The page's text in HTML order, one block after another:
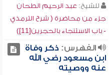
للشيخ: عبد الرحيم الطحان
جزء من محاضرة ( شرح الترمذي
- باب الاستنجاء بالحجرين[11])
الفهرس: ذكر وفاة
ابن مسعود رضي الله
عنه ووصيته